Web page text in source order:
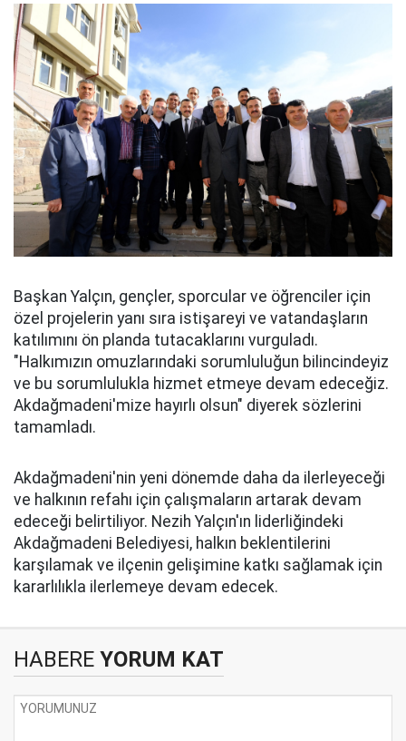
Başkan Yalçın, gençler, sporcular ve öğrenciler için
özel projelerin yanı sıra istişareyi ve vatandaşların
katılımını ön planda tutacaklarını vurguladı.
"Halkımızın omuzlarındaki sorumluluğun bilincindeyiz
ve bu sorumlulukla hizmet etmeye devam edeceğiz.
Akdağmadeni'mize hayırlı olsun" diyerek sözlerini
tamamladı.
Akdağmadeni'nin yeni dönemde daha da ilerleyeceği
ve halkının refahı için çalışmaların artarak devam
edeceği belirtiliyor. Nezih Yalçın'ın liderliğindeki
Akdağmadeni Belediyesi, halkın beklentilerini
karşılamak ve ilçenin gelişimine katkı sağlamak için
kararlılıkla ilerlemeye devam edecek.
HABERE YORUM KAT